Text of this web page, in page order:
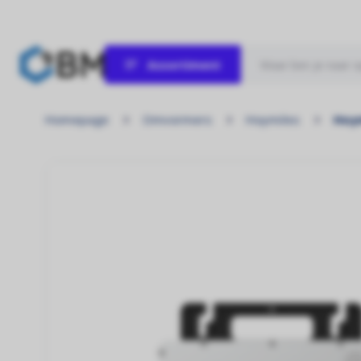
Assortiment
Laat de zon maar schijnen!
Ontworpen voor energieonafhankelijkheid
Homepage Omvormers Hoymiles